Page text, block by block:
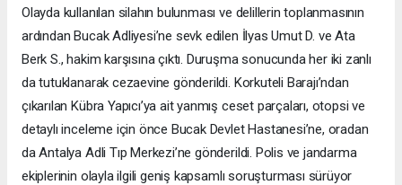
Olayda kullanılan silahın bulunması ve delillerin toplanmasının
ardından Bucak Adliyesi’ne sevk edilen İlyas Umut D. ve Ata
Berk S., hakim karşısına çıktı. Duruşma sonucunda her iki zanlı
da tutuklanarak cezaevine gönderildi. Korkuteli Barajı’ndan
çıkarılan Kübra Yapıcı’ya ait yanmış ceset parçaları, otopsi ve
detaylı inceleme için önce Bucak Devlet Hastanesi’ne, oradan
da Antalya Adli Tıp Merkezi’ne gönderildi. Polis ve jandarma
ekiplerinin olayla ilgili geniş kapsamlı soruşturması sürüyor